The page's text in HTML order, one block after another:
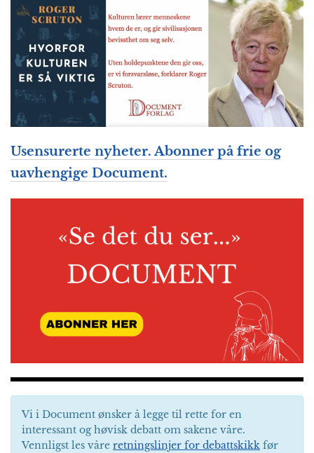
Usensurerte nyheter. Abonner på frie og
uavhengige Document.
Vi i Document ønsker å legge til rette for en
interessant og høvisk debatt om sakene våre.
Vennligst les våre retningslinjer for debattskikk før